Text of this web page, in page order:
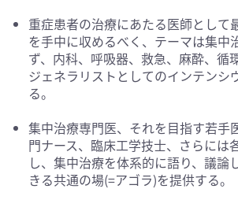
重症患者の治療にあたる医師として
を手中に収めるべく、テーマは集中
ず、内科、呼吸器、救急、麻酔、循
ジェネラリストとしてのインテンシ
る。
集中治療専門医、それを目指す若手
門ナース、臨床工学技士、さらには
し、集中治療を体系的に語り、議論
きる共通の場(=アゴラ)を提供する。